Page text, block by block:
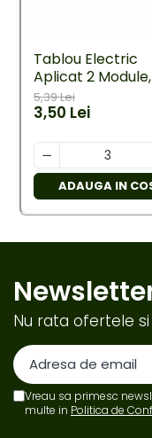
Tablou Electric
Aplicat 2 Module,
Rând, IP40, Plastic
Alb, engros
5,39 Lei
3,50 Lei
ADAUGA IN
Nu rata ofertele
Vreau sa primesc
multe in Politica de